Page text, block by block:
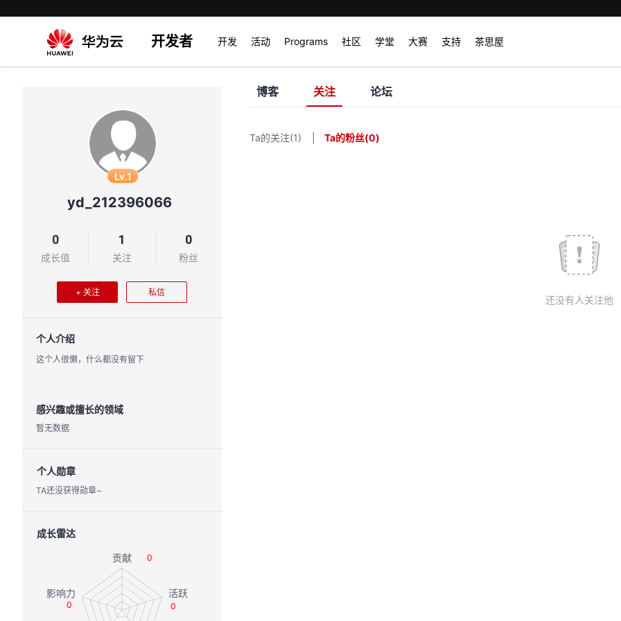
开发者 开发 活动 Programs 社区 学堂 大赛 支持 茶思屋
Lv.1
yd_212396066
0
成长值
1
关注
0
粉丝
+ 关注 私信
个人介绍
这个人很懒，什么都没有留下
感兴趣或擅长的领域
暂无数据
个人勋章
TA还没获得勋章~
成长雷达
0
0
0
博客 关注 论坛
Ta的关注(1) Ta的粉丝(0)
还没有人关注他